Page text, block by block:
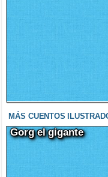
MÁS CUENTOS
Gorg el gigante